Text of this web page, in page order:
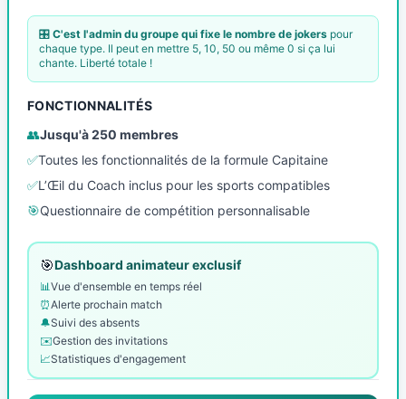
🎛️ C'est l'admin du groupe qui fixe le nombre de jokers pour
chaque type. Il peut en mettre 5, 10, 50 ou même 0 si ça lui
chante. Liberté totale !
FONCTIONNALITÉS
👥Jusqu'à 250 membres
✅Toutes les fonctionnalités de la formule Capitaine
✅L’Œil du Coach inclus pour les sports compatibles
🎯Questionnaire de compétition personnalisable
🎯Dashboard animateur exclusif
📊Vue d'ensemble en temps réel
⏰Alerte prochain match
🔔Suivi des absents
✉️Gestion des invitations
📈Statistiques d'engagement